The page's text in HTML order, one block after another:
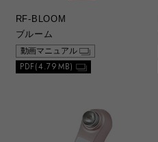
RF-BLOOM
ブルーム
動画マニュアル
PDF(4.79MB)